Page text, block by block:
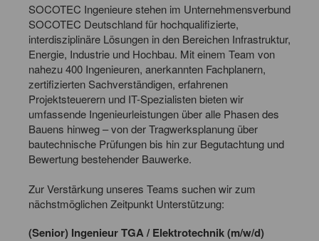
SOCOTEC Ingenieure stehen im Unternehmensverbund
SOCOTEC Deutschland für hochqualifizierte,
interdisziplinäre Lösungen in den Bereichen Infrastruktur,
Energie, Industrie und Hochbau. Mit einem Team von
nahezu 400 Ingenieuren, anerkannten Fachplanern,
zertifizierten Sachverständigen, erfahrenen
Projektsteuerern und IT-Spezialisten bieten wir
umfassende Ingenieurleistungen über alle Phasen des
Bauens hinweg – von der Tragwerksplanung über
bautechnische Prüfungen bis hin zur Begutachtung und
Bewertung bestehender Bauwerke.
Zur Verstärkung unseres Teams suchen wir zum
nächstmöglichen Zeitpunkt Unterstützung:
(Senior) Ingenieur TGA / Elektrotechnik (m/w/d)